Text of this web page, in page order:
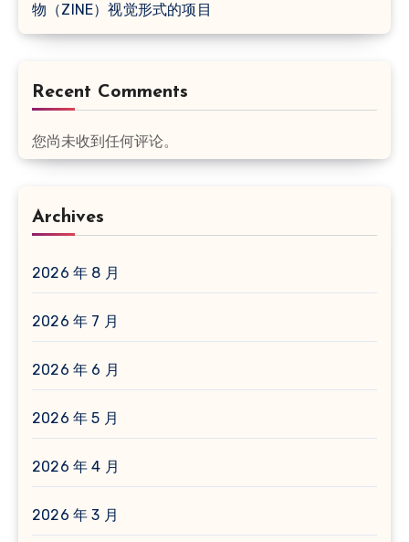
物（ZINE）视觉形式的项目
Recent Comments
您尚未收到任何评论。
Archives
2026 年 8 月
2026 年 7 月
2026 年 6 月
2026 年 5 月
2026 年 4 月
2026 年 3 月